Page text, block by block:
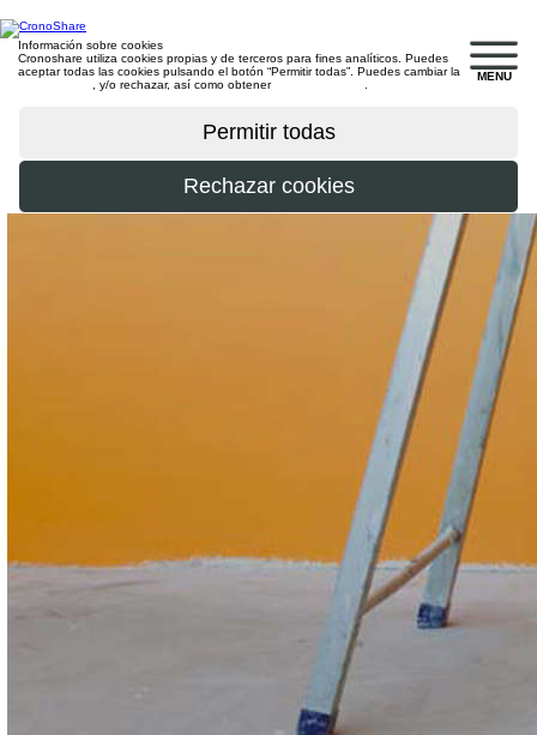
MENU
Información sobre cookies
Cronoshare utiliza cookies propias y de terceros para fines analíticos. Puedes
aceptar todas las cookies pulsando el botón “Permitir todas”. Puedes cambiar la
, y/o rechazar, así como obtener